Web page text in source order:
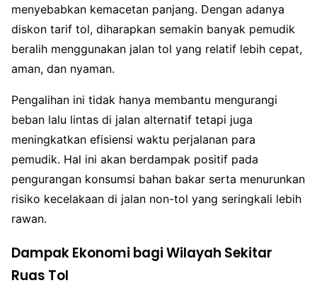
menyebabkan kemacetan panjang. Dengan adanya
diskon tarif tol, diharapkan semakin banyak pemudik
beralih menggunakan jalan tol yang relatif lebih cepat,
aman, dan nyaman.
Pengalihan ini tidak hanya membantu mengurangi
beban lalu lintas di jalan alternatif tetapi juga
meningkatkan efisiensi waktu perjalanan para
pemudik. Hal ini akan berdampak positif pada
pengurangan konsumsi bahan bakar serta menurunkan
risiko kecelakaan di jalan non-tol yang seringkali lebih
rawan.
Dampak Ekonomi bagi Wilayah Sekitar
Ruas Tol